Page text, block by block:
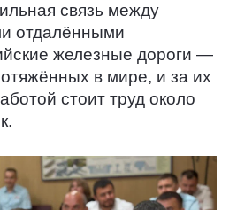
связь между
отдалёнными
железные дороги —
в мире, и за их
стоит труд около